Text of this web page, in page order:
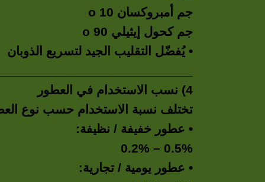
o 10 جم أمبروكسان
o 90 جم كحول إيثيلي
• يُفضّل التقليب الجيد لتسريع الذوبان
4) نسب الاستخدام في العطور
تختلف نسبة الاستخدام حسب نوع
• عطور خفيفة / نظيفة:
0.2% – 0.5%
• عطور يومية / تجارية: